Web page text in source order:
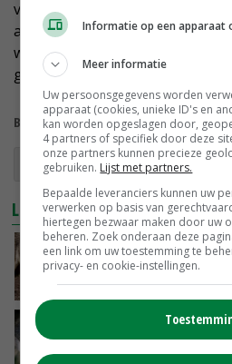
voors en tegens na het debat
af te zetten. De reacties waren
wisselend als de standpunten
gesprekspartners aan tafel.
Bekijk meer over:
wolven Noord-Brabant
LEES OOK
Draagvlak voor
28-01-2021
Wolf confronteert
bestuurder
Informatie op een apparaat
Meer informatie
Uw persoonsgegevens worden
apparaat (cookies, unieke ID's en
kan worden opgeslagen door,
4 partners of specifiek door deze
onze partners kunnen precieze
gebruiken. Lijst met partners.
Bepaalde leveranciers kunnen uw
verwerken op basis van
hiertegen bezwaar maken door uw
beheren. Zoek onderaan deze
een link om uw toestemming te
privacy- en cookie-instellingen.